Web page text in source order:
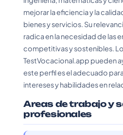
mejorar la eficiencia y la
bienes y servicios. Su
radica en la necesidad de las
competitivas y sostenibles.
TestVocacional.app pueden
este perfil es el adecuado
intereses y habilidades en
Areas de trabajo y
profesionales